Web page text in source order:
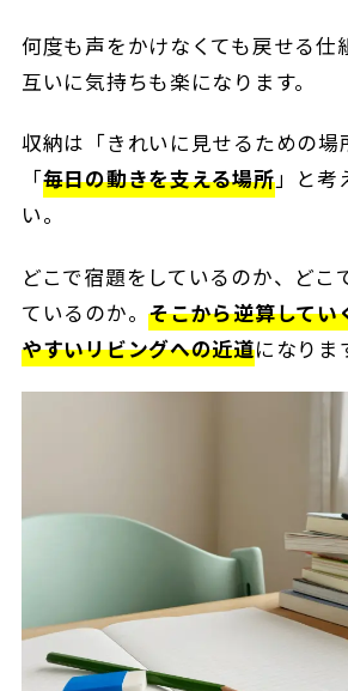
何度も声をかけなくても戻せる仕
互いに気持ちも楽になります。
収納は「きれいに見せるための場
「毎日の動きを支える場所」と考
い。
どこで宿題をしているのか、どこ
ているのか。そこから逆算してい
やすいリビングへの近道になりま